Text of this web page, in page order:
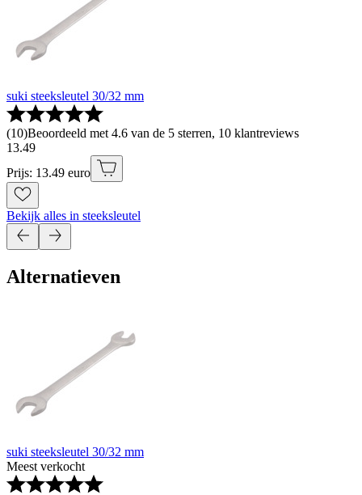
suki steeksleutel 30/32 mm
(10)Beoordeeld met 4.6 van de 5 sterren, 10 klantreviews
13.49
Prijs: 13.49 euro
Bekijk alles in steeksleutel
Alternatieven
suki steeksleutel 30/32 mm
Meest verkocht